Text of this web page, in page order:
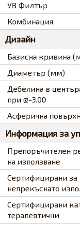
УВ Филтър
Комбинация
Дизайн
Базисна кривина
Диаметър (мм)
Дебелина в
при @-3.00
Асферична
Информация за
Препоръчителен
на използване
Сертифицирани за
непрекъснато
Сертифицирани
терапевтични